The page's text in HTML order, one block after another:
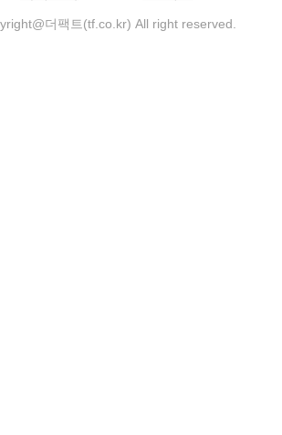
더팩트(tf.co.kr) All right reserved.